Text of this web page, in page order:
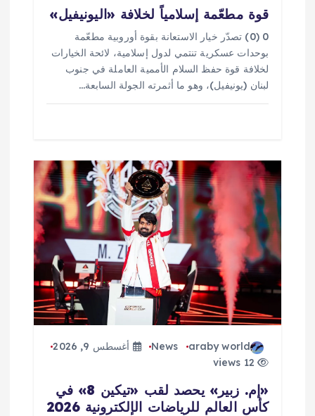
قوة مطعّمة إسلامياً لخلافة «اليونيفيل»
0 (0) تصدّر خيار الاستعانة بقوة أوروبية مطعّمة
بوحدات عسكرية تنتمي لدول إسلامية، لائحة الخيارات
لخلافة قوة حفظ السلام الأممية العاملة في جنوب
لبنان (يونيفيل)، وهو ما أثمرته الجولة السابعة…
araby world
News
أغسطس 9, 2026
12 views
«إم. زبير» يحصد لقب «تيكين 8» في
كأس العالم للرياضات الإلكترونية 2026